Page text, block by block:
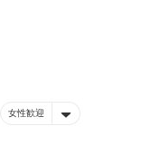
女性歓迎